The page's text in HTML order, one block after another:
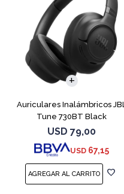
Auriculares Inalámbricos JBL
Tune 730BT Black
USD 79,00
USD 67,15